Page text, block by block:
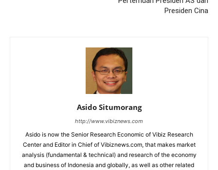
Presiden Cina
Asido Situmorang
http://www.vibiznews.com
Asido is now the Senior Research Economic of Vibiz Research
Center and Editor in Chief of Vibiznews.com, that makes market
analysis (fundamental & technical) and research of the economy
and business of Indonesia and globally, as well as other related